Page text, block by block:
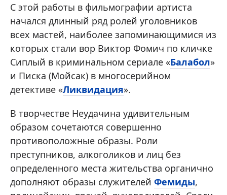
С этой работы в фильмографии артиста
начался длинный ряд ролей уголовников
всех мастей, наиболее запоминающимися из
которых стали вор Виктор Фомич по кличке
Сиплый в криминальном сериале «Балабол»
и Писка (Мойсак) в многосерийном
детективе «Ликвидация».
В творчестве Неудачина удивительным
образом сочетаются совершенно
противоположные образы. Роли
преступников, алкоголиков и лиц без
определенного места жительства органично
дополняют образы служителей Фемиды,